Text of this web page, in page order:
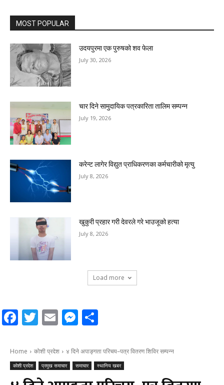
MOST POPULAR
उदयपुरमा एक पुरुषको शव फेला
July 30, 2026
चार दिने सामुदायिक पत्रकारिता तालिम सम्पन्न
July 19, 2026
करेन्ट लागेर विद्युत प्राधिकरणका कर्मचारीको मृत्यु
July 8, 2026
खुकुरी प्रहार गरी देवरले गरे भाउजूको हत्या
July 8, 2026
Load more
Facebook
Twitter
EmailMessenger